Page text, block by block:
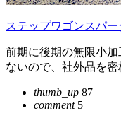
ステップワゴンスパー
前期に後期の無限小
ないので、社外品を
thumb_up 87
comment5